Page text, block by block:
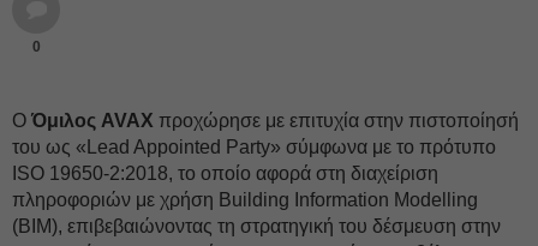
0
O Όμιλος AVAX προχώρησε με επιτυχία στην πιστοποίησή
του ως «Lead Appointed Party» σύμφωνα με το πρότυπο
ISO 19650-2:2018, το οποίο αφορά στη διαχείριση
πληροφοριών με χρήση Building Information Modelling
(BIM), επιβεβαιώνοντας τη στρατηγική τoυ δέσμευση στην